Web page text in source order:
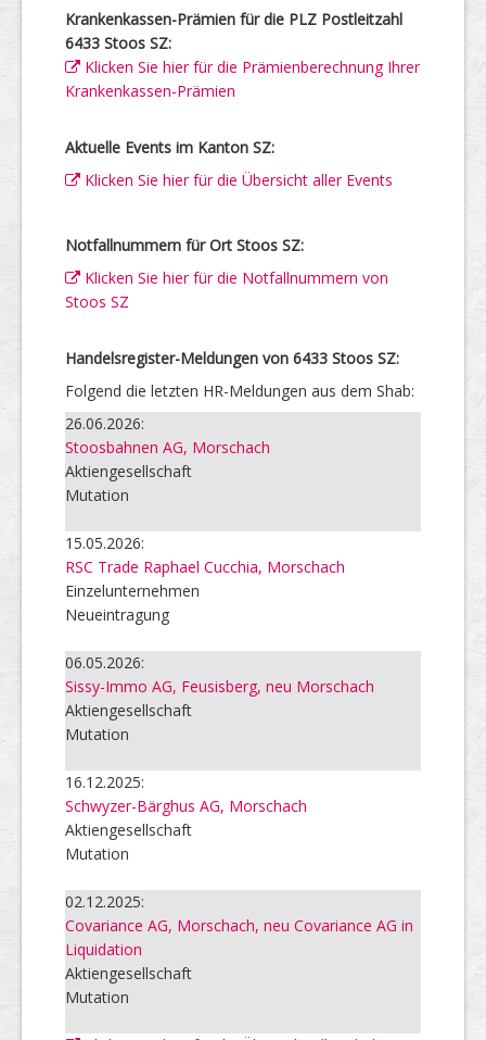
Krankenkassen-Prämien für die PLZ Postleitzahl
6433 Stoos SZ:
Klicken Sie hier für die Prämienberechnung Ihrer
Krankenkassen-Prämien
Aktuelle Events im Kanton SZ:
Klicken Sie hier für die Übersicht aller Events
Notfallnummern für Ort Stoos SZ:
Klicken Sie hier für die Notfallnummern von
Stoos SZ
Handelsregister-Meldungen von 6433 Stoos SZ:
Folgend die letzten HR-Meldungen aus dem Shab:
26.06.2026:
Stoosbahnen AG, Morschach
Aktiengesellschaft
Mutation
15.05.2026:
RSC Trade Raphael Cucchia, Morschach
Einzelunternehmen
Neueintragung
06.05.2026:
Sissy-Immo AG, Feusisberg, neu Morschach
Aktiengesellschaft
Mutation
16.12.2025:
Schwyzer-Bärghus AG, Morschach
Aktiengesellschaft
Mutation
02.12.2025:
Covariance AG, Morschach, neu Covariance AG in
Liquidation
Aktiengesellschaft
Mutation